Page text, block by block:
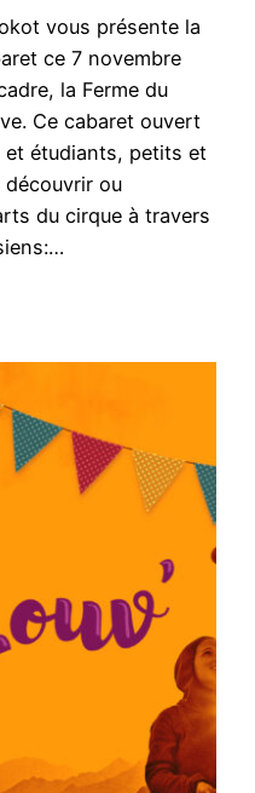
vous présente la
ce 7 novembre
la Ferme du
Ce cabaret ouvert
étudiants, petits et
ou
du cirque à travers